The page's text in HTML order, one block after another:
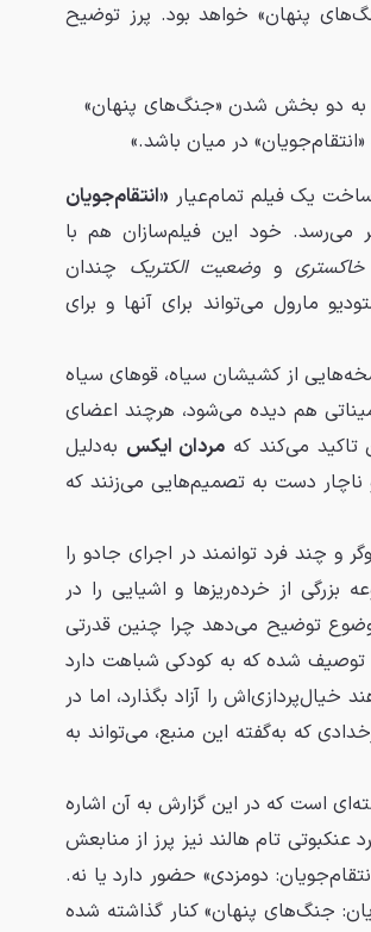
پنهان» خواهد بود. پرز توضیح
به دو بخش شدن «جنگ‌های پنهان»
در میان باشد.»
ساخت یک فیلم تمام‌عیار «انتقام‌جویان
می‌رسد. خود این فیلم‌سازان هم با
و وضعیت الکتریک چندان
مارول می‌تواند برای آنها و برای
از کشیشان سیاه، قوهای سیاه
هم دیده می‌شود، هرچند اعضای
تاکید می‌کند کهمردان ایکس به‌دلیل
دست به تصمیم‌هایی می‌زنند که
چند فرد توانمند در اجرای جادو را
از خرده‌ریزها و اشیایی را در
توضیح می‌دهد چرا چنین قدرتی
توصیف شده که به کودکی شباهت دارد
را آزاد بگذارد، اما در
که به‌گفته این منبع، می‌تواند به
است که در این گزارش به آن اشاره
تام هالند نیز پرز از منابعش
دومزدی» حضور دارد یا نه.
جنگ‌های پنهان» کنار گذاشته شده